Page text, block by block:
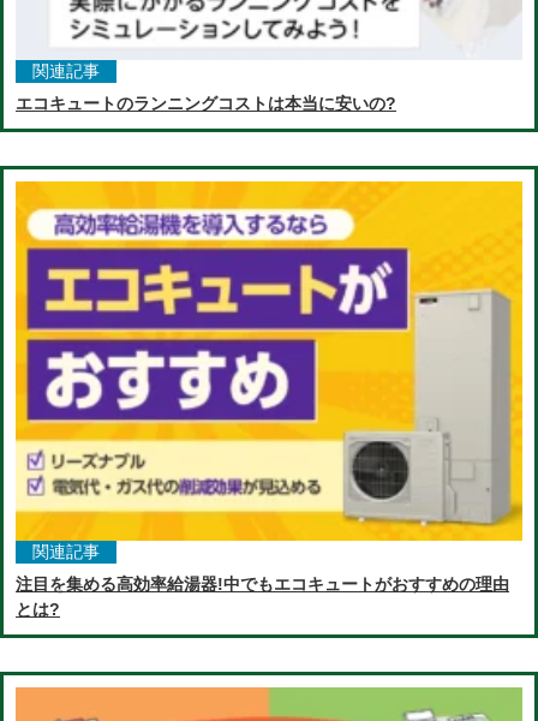
関連記事
エコキュートのランニングコストは本当に安いの?
関連記事
注目を集める高効率給湯器!中でもエコキュートがおすすめの理由
とは?